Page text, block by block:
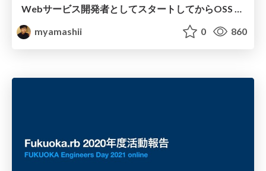
Webサービス開発者としてスタートしてからOSS Contributionまでの道のり
myamashii
0 860